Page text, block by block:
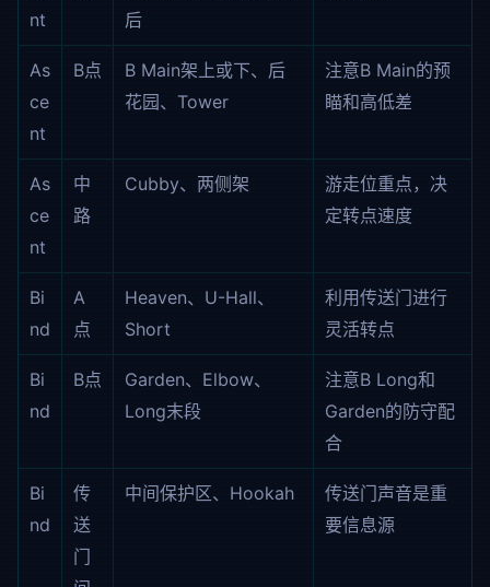
nt
后
As
ce
nt
B点
B Main架上或下、后
花园、Tower
注意B Main的预
瞄和高低差
As
ce
nt
中
路
Cubby、两侧架
游走位重点，决
定转点速度
Bi
nd
A
点
Heaven、U-Hall、
Short
利用传送门进行
灵活转点
Bi
nd
B点
Garden、Elbow、
Long末段
注意B Long和
Garden的防守配
合
Bi
nd
传
送
门
中间保护区、Hookah
传送门声音是重
要信息源